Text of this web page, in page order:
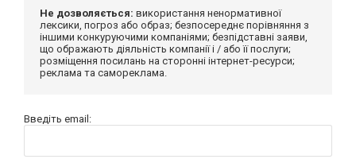
Не дозволяється: використання ненормативної
лексики, погроз або образ; безпосереднє порівняння з
іншими конкуруючими компаніями; безпідставні заяви,
що ображають діяльність компанії і / або її послуги;
розміщення посилань на сторонні інтернет-ресурси;
реклама та самореклама.
Введіть email: